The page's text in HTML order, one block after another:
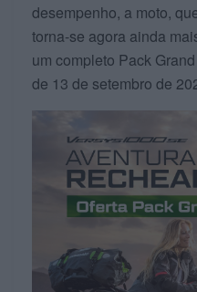
desempenho, a moto,
torna-se agora ainda
um completo Pack
de 13 de setembro de